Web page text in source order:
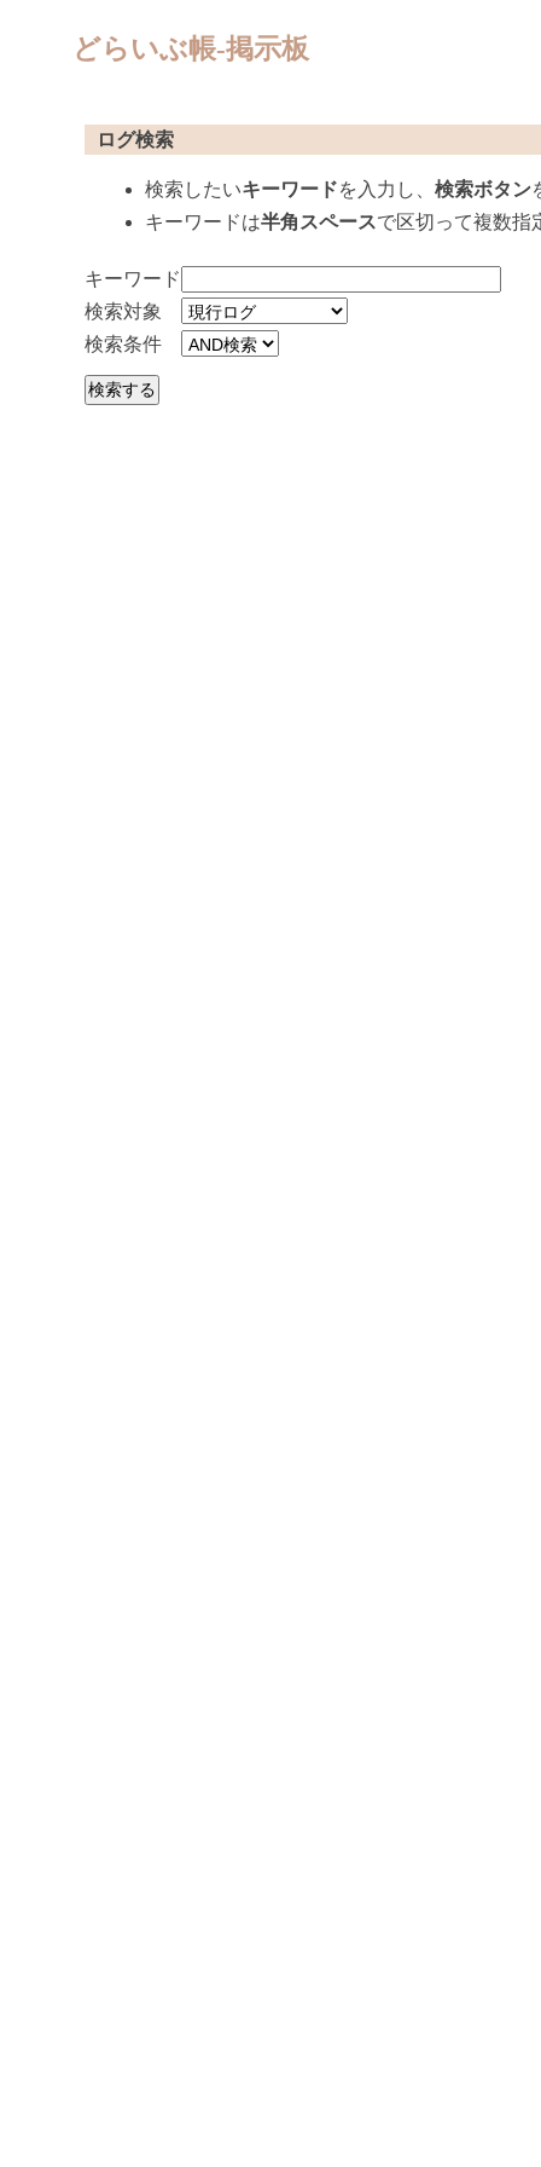
どらいぶ帳-掲示板
ログ検索
検索したいキーワードを入力し、 検索ボタン
キーワードは半角スペースで区切って複数指
キーワード
検索対象
検索条件